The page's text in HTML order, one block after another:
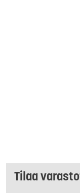
Tilaa